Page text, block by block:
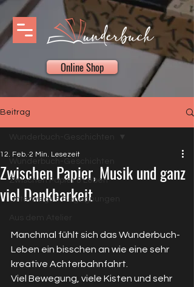
Online Shop
Beitrag
Zwischen Papier & Leben
Unterwegs & Begegnungen
Zwischen Papier, Musik und ganz
viel Dankbarkeit
12. Feb. 2 Min. Lesezeit
Manchmal fühlt sich das Wunderbuch-
Leben ein bisschen an wie eine sehr
kreative Achterbahnfahrt.
Viel Bewegung, viele Kisten und sehr